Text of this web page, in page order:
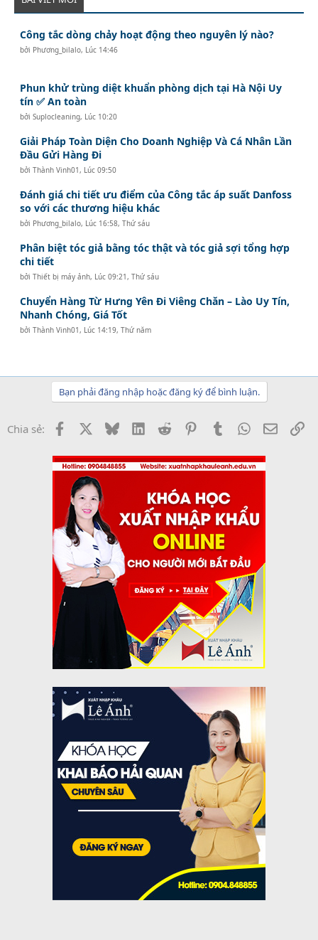
Công tắc dòng chảy hoạt động theo nguyên lý nào?
bởi Phương_bilalo, Lúc 14:46
Phun khử trùng diệt khuẩn phòng dịch tại Hà Nội Uy
tín ✅ An toàn
bởiSuplocleaning, Lúc 10:20
Giải Pháp Toàn Diện Cho Doanh Nghiệp Và Cá Nhân Lần
Đầu Gửi Hàng Đi
bởiThành Vinh01 , Lúc 09:50
Đánh giá chi tiết ưu điểm của Công tắc áp suất Danfoss
so với các thương hiệu khác
bởi Phương_bilalo, Lúc 16:58, Thứ sáu
Phân biệt tóc giả bằng tóc thật và tóc giả sợi tổng hợp
chi tiết
bởiThiết bị máy ảnh, Lúc 09:21, Thứ sáu
Chuyển Hàng Từ Hưng Yên Đi Viêng Chăn – Lào Uy Tín,
Nhanh Chóng, Giá Tốt
bởiThành Vinh01 , Lúc 14:19, Thứ năm
Bạn phải đăng nhập hoặc đăng ký để bình luận.
Chia sẻ: Facebook BlueskyLinkedInReddit PinterestTumblrWhatsApp
Email